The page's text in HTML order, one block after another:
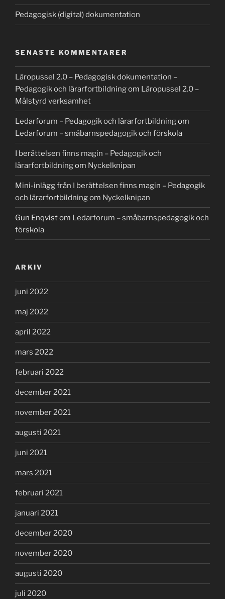
Pedagogisk (digital) dokumentation
SENASTE KOMMENTARER
Läropussel 2.0 – Pedagogisk dokumentation –
Pedagogik och lärarfortbildningom Läropussel 2.0 –
Målstyrd verksamhet
Ledarforum – Pedagogik och lärarfortbildningom
Ledarforum – småbarnspedagogik och förskola
I berättelsen finns magin – Pedagogik och
lärarfortbildningom Nyckelknipan
Mini-inlägg från I berättelsen finns magin – Pedagogik
och lärarfortbildningom Nyckelknipan
Gun Enqvistom Ledarforum – småbarnspedagogik och
förskola
ARKIV
juni 2022
maj 2022
april 2022
mars 2022
februari 2022
december 2021
november 2021
augusti 2021
juni 2021
mars 2021
februari 2021
januari 2021
december 2020
november 2020
augusti 2020
juli 2020